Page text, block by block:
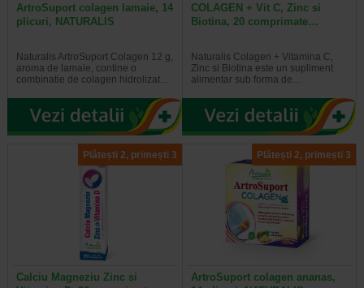
ArtroSuport colagen lamaie, 14
plicuri, NATURALIS
Naturalis ArtroSuport Colagen 12 g,
aroma de lamaie, contine o
combinatie de colagen hidrolizat…
COLAGEN + Vit C, Zinc si
Biotina, 20 comprimate…
Naturalis Colagen + Vitamina C,
Zinc si Biotina este un supliment
alimentar sub forma de…
Plătești 2, primești 3
Calciu Magneziu Zinc si
Plătești 2, primești 3
ArtroSuport colagen ananas,